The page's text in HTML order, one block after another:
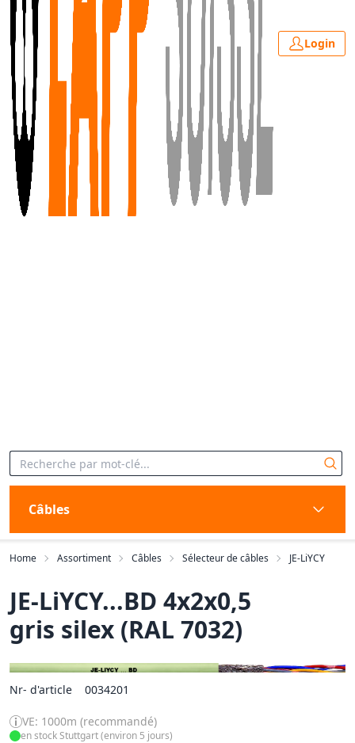
Login
Câbles
Home Assortiment Câbles Sélecteur de câbles JE-LiYCY
JE-LiYCY...BD 4x2x0,5
gris silex (RAL 7032)
Nr- d'article 0034201
VE: 1000m (recommandé)
en stock Stuttgart (environ 5 jours)